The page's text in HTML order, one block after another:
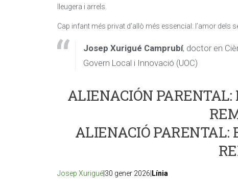
lleugera i arrels.
Cap infant més privat d’allò més essencial: l’amor dels
Josep Xurigué Camprubí, doctor en
Govern Local i Innovació (UOC)
ALIENACIÓN
ALIENACIÓ PARENTAL:
Josep Xurigué |30 gener 2026| Línia